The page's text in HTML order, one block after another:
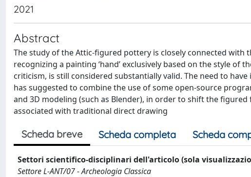
2021
Abstract
The study of the Attic-figured pottery is closely connected with
recognizing a painting ‘hand’ exclusively based on the style of
criticism, is still considered substantially valid. The need to
has suggested to combine the use of some open-source
and 3D modeling (such as Blender), in order to shift the
associated with traditional direct drawing
Scheda breve Scheda completa Scheda
Settori scientifico-disciplinari dell'articolo (sola
Settore L-ANT/07 - Archeologia Classica